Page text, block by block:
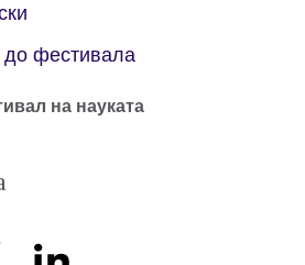
до фестивала
на науката